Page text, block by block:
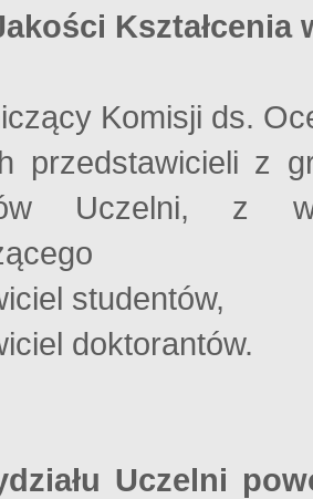
Kształcenia
Komisji ds.
przedstawicieli z
Uczelni, z
studentów,
doktorantów.
Uczelni